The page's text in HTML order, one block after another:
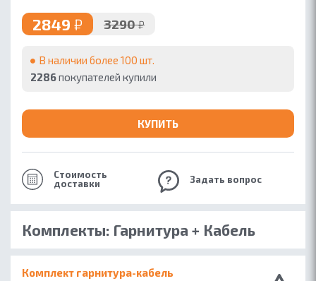
2849 ₽ 3290₽
В наличии более 100 шт.
2286покупателей купили
КУПИТЬ
Стоимость
доставки
Задать вопрос
Комплекты: Гарнитура + Кабель
Комплект гарнитура-кабель